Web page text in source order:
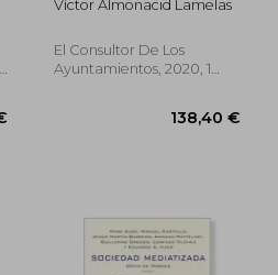
Electrónica en el
Spanish)
Víctor Almonacid Lamelas
El Consultor De Los
Ayuntamientos, 2020, 1